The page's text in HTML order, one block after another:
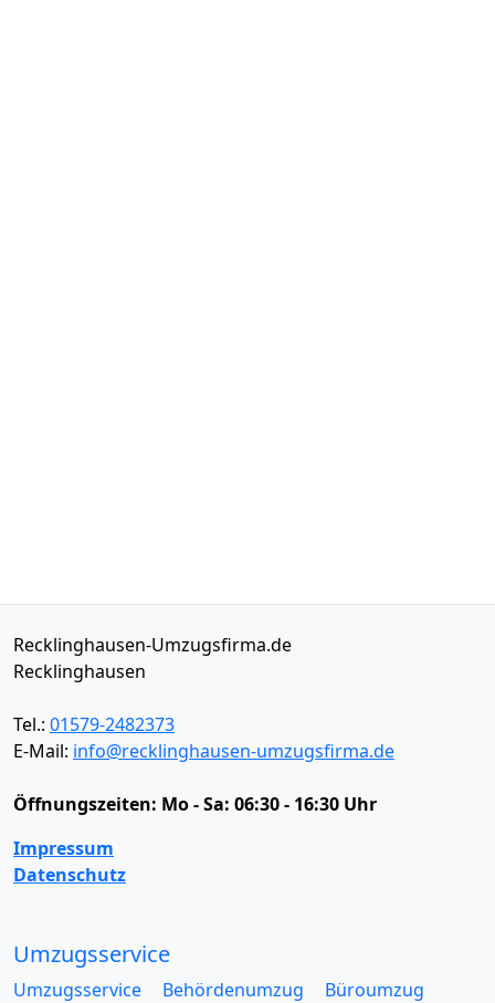
Recklinghausen-Umzugsfirma.de
Recklinghausen
Tel.: 01579-2482373
E-Mail: info@recklinghausen-umzugsfirma.de
Öffnungszeiten: Mo - Sa: 06:30 - 16:30 Uhr
Impressum
Datenschutz
Umzugsservice
Umzugsservice Behördenumzug
Büroumzug